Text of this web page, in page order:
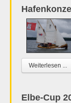
Weiterlesen ...
Elbe-Cup